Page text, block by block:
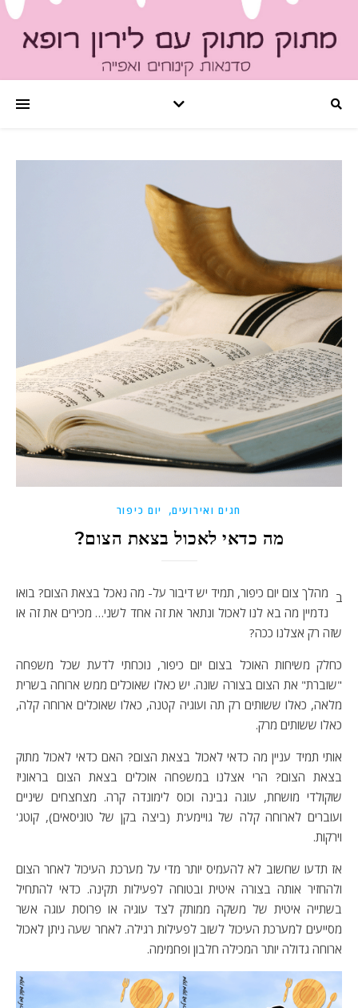
חגים ואירועים, יום כיפור
מה כדאי לאכול בצאת הצום?
ב מהלך צום יום כיפור, תמיד יש דיבור על- מה נאכל בצאת הצום? בואו
נדמיין מה בא לנו לאכול ונתאר את זה אחד לשני… מכירים את זה או
שזה רק אצלנו ככה?
כחלק משיחות האוכל בצום יום כיפור, נוכחתי לדעת שכל משפחה
"שוברת" את הצום בצורה שונה. יש כאלו שאוכלים ממש ארוחה בשרית
מלאה, כאלו ששותים רק תה ועוגיה קטנה, כאלו שאוכלים ארוחה קלה,
כאלו ששותים מרק.
אותי תמיד עניין מה כדאי לאכול בצאת הצום? האם כדאי לאכול מתוק
בצאת הצום? הרי אצלנו במשפחה אוכלים בצאת הצום בראוניז
שוקולדי מושחת, עוגה גבינה וכוס לימונדה קרה. מצחצחים שיניים
ועוברים לארוחה קלה של גויימע'ת (ביצה בקן של טוניסאים), קוטג'
וירקות.
אז תדעו שחשוב לא להעמיס יותר מדי על מערכת העיכול לאחר הצום
ולהחזיר אותה בצורה איטית ובטוחה לפעילות תקינה. כדאי להתחיל
בשתייה איטית של משקה ממותק לצד עוגיה או פרוסת עוגה אשר
מסייעים למערכת העיכול לשוב לפעילות רגילה. לאחר שעה ניתן לאכול
ארוחה גדולה יותר המכילה חלבון ופחמימה.